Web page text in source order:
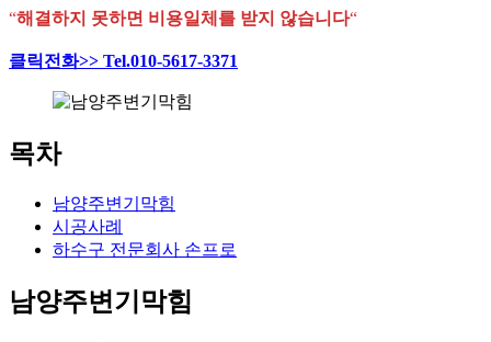
“해결하지 못하면 비용일체를 받지 않습니다“
클릭전화>> Tel.010-5617-3371
목차
남양주변기막힘
시공사례
하수구 전문회사 손프로
남양주변기막힘